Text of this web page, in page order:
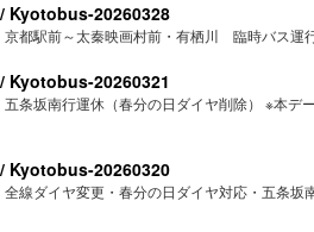
Kyotobus-20260328
京都駅前～太秦映画村前・有栖川 臨時バス運
Kyotobus-20260321
五条坂南行運休（春分の日ダイヤ削除） ※本
Kyotobus-20260320
全線ダイヤ変更・春分の日ダイヤ対応・五条